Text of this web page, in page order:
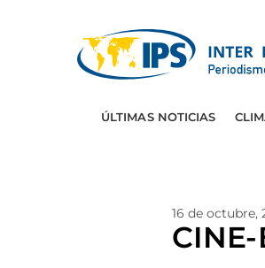
ÚLTIMAS NOTICIAS
16 de octubre,